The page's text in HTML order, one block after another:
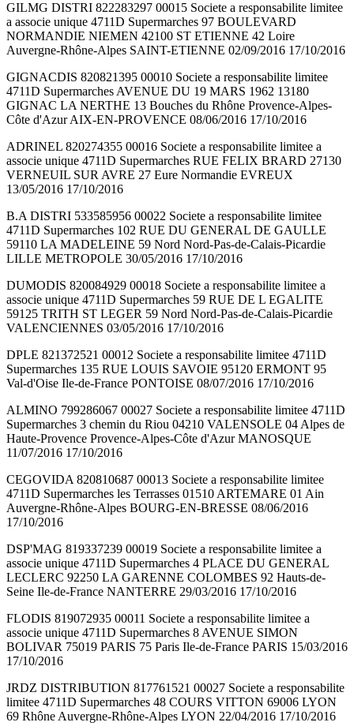
GILMG DISTRI 822283297 00015 Societe a responsabilite limitee
a associe unique 4711D Supermarches 97 BOULEVARD
NORMANDIE NIEMEN 42100 ST ETIENNE 42 Loire
Auvergne-Rhône-Alpes SAINT-ETIENNE 02/09/2016 17/10/2016
GIGNACDIS 820821395 00010 Societe a responsabilite limitee
4711D Supermarches AVENUE DU 19 MARS 1962 13180
GIGNAC LA NERTHE 13 Bouches du Rhône Provence-Alpes-
Côte d'Azur AIX-EN-PROVENCE 08/06/2016 17/10/2016
ADRINEL 820274355 00016 Societe a responsabilite limitee a
associe unique 4711D Supermarches RUE FELIX BRARD 27130
VERNEUIL SUR AVRE 27 Eure Normandie EVREUX
13/05/2016 17/10/2016
B.A DISTRI 533585956 00022 Societe a responsabilite limitee
4711D Supermarches 102 RUE DU GENERAL DE GAULLE
59110 LA MADELEINE 59 Nord Nord-Pas-de-Calais-Picardie
LILLE METROPOLE 30/05/2016 17/10/2016
DUMODIS 820084929 00018 Societe a responsabilite limitee a
associe unique 4711D Supermarches 59 RUE DE L EGALITE
59125 TRITH ST LEGER 59 Nord Nord-Pas-de-Calais-Picardie
VALENCIENNES 03/05/2016 17/10/2016
DPLE 821372521 00012 Societe a responsabilite limitee 4711D
Supermarches 135 RUE LOUIS SAVOIE 95120 ERMONT 95
Val-d'Oise Ile-de-France PONTOISE 08/07/2016 17/10/2016
ALMINO 799286067 00027 Societe a responsabilite limitee 4711D
Supermarches 3 chemin du Riou 04210 VALENSOLE 04 Alpes de
Haute-Provence Provence-Alpes-Côte d'Azur MANOSQUE
11/07/2016 17/10/2016
CEGOVIDA 820810687 00013 Societe a responsabilite limitee
4711D Supermarches les Terrasses 01510 ARTEMARE 01 Ain
Auvergne-Rhône-Alpes BOURG-EN-BRESSE 08/06/2016
17/10/2016
DSP'MAG 819337239 00019 Societe a responsabilite limitee a
associe unique 4711D Supermarches 4 PLACE DU GENERAL
LECLERC 92250 LA GARENNE COLOMBES 92 Hauts-de-
Seine Ile-de-France NANTERRE 29/03/2016 17/10/2016
FLODIS 819072935 00011 Societe a responsabilite limitee a
associe unique 4711D Supermarches 8 AVENUE SIMON
BOLIVAR 75019 PARIS 75 Paris Ile-de-France PARIS 15/03/2016
17/10/2016
JRDZ DISTRIBUTION 817761521 00027 Societe a responsabilite
limitee 4711D Supermarches 48 COURS VITTON 69006 LYON
69 Rhône Auvergne-Rhône-Alpes LYON 22/04/2016 17/10/2016